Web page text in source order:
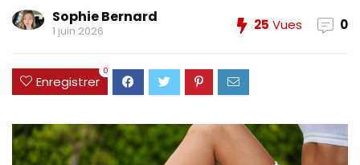
Sophie Bernard
1 juin 2026 25 Vues 0
Enregistrer
0